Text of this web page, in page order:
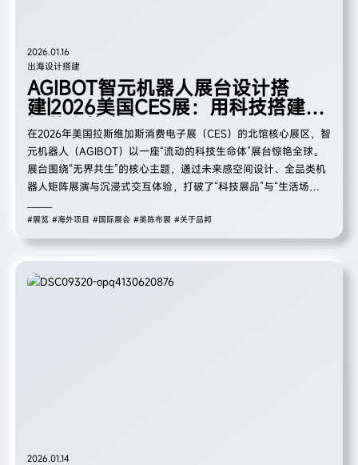
2026.01.16
出海设计搭建
AGIBOT智元机器人展台设计搭
建|2026美国CES展：用科技搭建人
机共生的未来入口
在2026年美国拉斯维加斯消费电子展（CES）的北馆核心展区，智
元机器人（AGIBOT）以一座“流动的科技生命体”展台惊艳全球。
展台围绕“无界共生”的核心主题，通过未来感空间设计、全品类机
器人矩阵展演与沉浸式交互体验，打破了“科技展品”与“生活场
景”的边界，让来自120+国家的观众直观触摸到通用人工智能机器
人的前沿突破。从动态舞蹈的人形机器人到灵活协作的机械臂，从
家庭陪伴场景到商业服务模拟，智元不仅以中国科技企业的创新实
了人机协同的未来生活图景。
#展览 #海外项目 #国际展会 #美陈布展 #关于品邦
2026.01.14